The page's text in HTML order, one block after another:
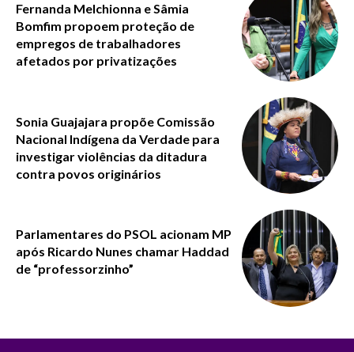
Fernanda Melchionna e Sâmia
Bomfim propoem proteção de
empregos de trabalhadores
afetados por privatizações
Sonia Guajajara propõe Comissão
Nacional Indígena da Verdade para
investigar violências da ditadura
contra povos originários
Parlamentares do PSOL acionam MP
após Ricardo Nunes chamar Haddad
de “professorzinho”